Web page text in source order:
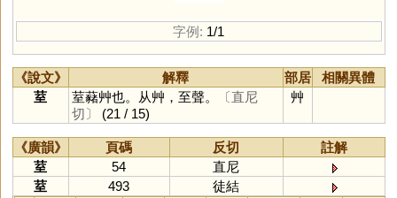
字例: 1/1
《說文》 解釋 部居
相關異體
荎
荎藸艸也。从艸，至聲。
〔直尼
切〕
(21 / 15)
艸
《廣韻》 頁碼 反切
註解
荎
54
直尼
荎
493
徒結